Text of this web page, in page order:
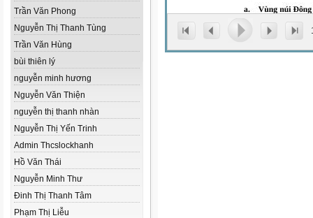
Trần Văn Phong
Nguyễn Thị Thanh Tùng
Trần Văn Hùng
bùi thiên lý
nguyễn minh hương
Nguyễn Văn Thiện
nguyễn thị thanh nhàn
Nguyễn Thị Yến Trinh
Admin Thcslockhanh
Hồ Văn Thái
Nguyễn Minh Thư
Đinh Thị Thanh Tâm
Phạm Thị Liễu